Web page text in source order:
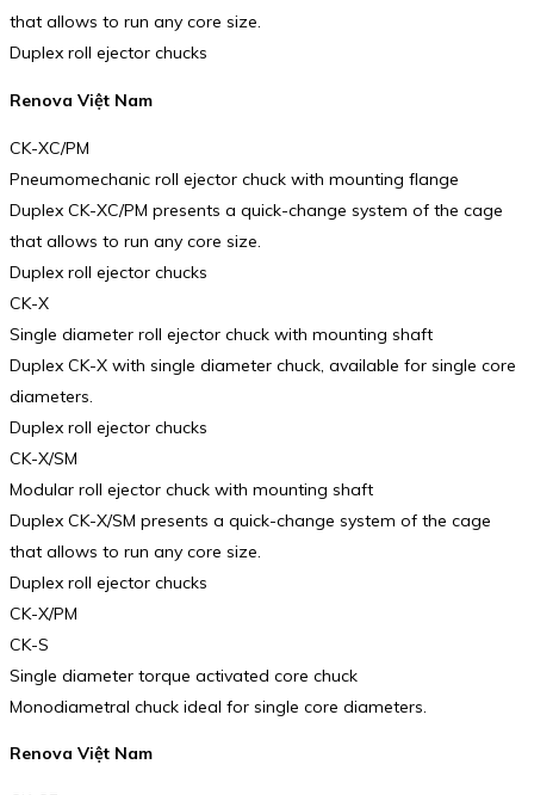
that allows to run any core size.
Duplex roll ejector chucks
Renova Việt Nam
CK-XC/PM
Pneumomechanic roll ejector chuck with mounting flange
Duplex CK-XC/PM presents a quick-change system of the cage
that allows to run any core size.
Duplex roll ejector chucks
CK-X
Single diameter roll ejector chuck with mounting shaft
Duplex CK-X with single diameter chuck, available for single core
diameters.
Duplex roll ejector chucks
CK-X/SM
Modular roll ejector chuck with mounting shaft
Duplex CK-X/SM presents a quick-change system of the cage
that allows to run any core size.
Duplex roll ejector chucks
CK-X/PM
CK-S
Single diameter torque activated core chuck
Monodiametral chuck ideal for single core diameters.
Renova Việt Nam